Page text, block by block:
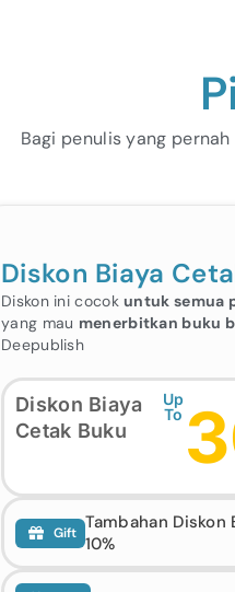
Bagi penulis yang
Diskon Biaya
Diskon ini cocokuntuk semua
yang mau menerbitkan buku
Deepublish
Diskon Biaya
Cetak Buku
Up
To
Gift Tambahan Diskon
10%